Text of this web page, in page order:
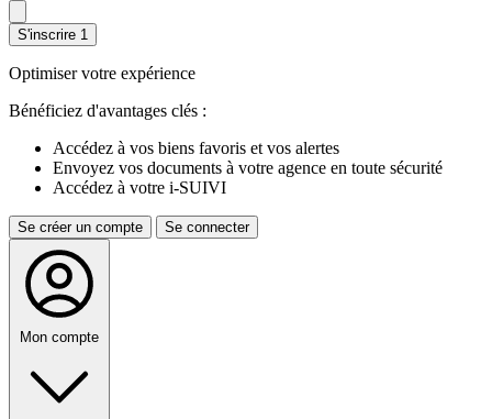
S'inscrire 1
Optimiser votre expérience
Bénéficiez d'avantages clés :
Accédez à vos biens favoris et vos alertes
Envoyez vos documents à votre agence en toute sécurité
Accédez à votre i-SUIVI
Se créer un compte Se connecter
Mon compte